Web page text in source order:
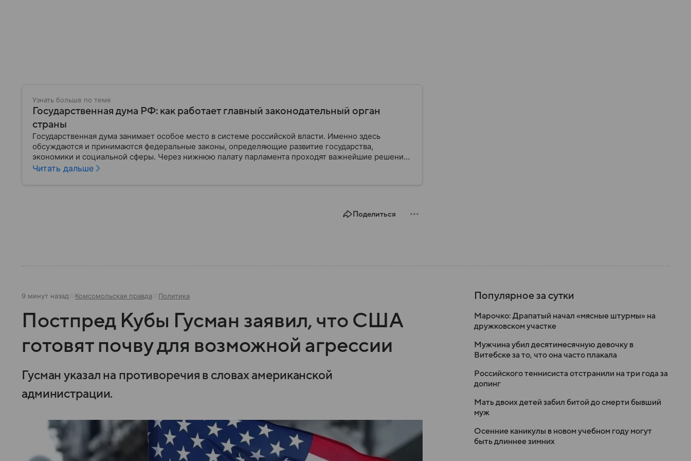
Узнать больше по теме
Государственная дума РФ: как работает главный законодательный орган
страны
Государственная дума занимает особое место в системе российской власти. Именно здесь
обсуждаются и принимаются федеральные законы, определяющие развитие государства,
экономики и социальной сферы. Через нижнюю палату парламента проходят важнейшие решения,
затрагивающие жизнь миллионов граждан. Разбираемся, как устроена Госдума, какие полномочия
Читать дальше
Поделиться
9 минут назад Комсомольская правда Политика
Постпред Кубы Гусман заявил, что США
готовят почву для возможной агрессии
Гусман указал на противоречия в словах американской
администрации.
Популярное за сутки
Марочко: Драпатый начал «мясные штурмы» на
дружковском участке
Мужчина убил десятимесячную девочку в
Витебске за то, что она часто плакала
Российского теннисиста отстранили на три года за
допинг
Мать двоих детей забил битой до смерти бывший
муж
Осенние каникулы в новом учебном году могут
быть длиннее зимних